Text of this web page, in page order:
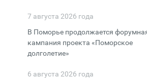
7 августа 2026 года
В Поморье продолжается
кампания проекта «Поморское
долголетие»
6 августа 2026 года